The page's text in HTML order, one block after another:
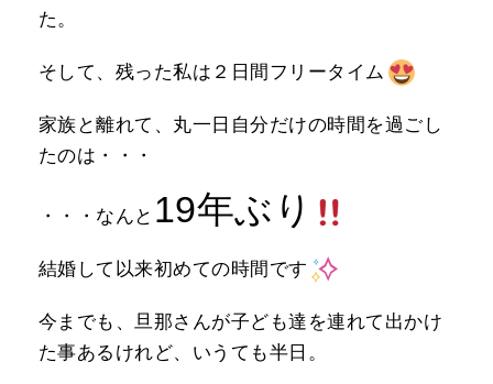
た。
そして、残った私は２日間フリータイム
家族と離れて、丸一日自分だけの時間を過ごし
たのは・・・
・・・なんと 19年ぶり
結婚して以来初めての時間です
今までも、旦那さんが子ども達を連れて出かけ
た事あるけれど、いうても半日。